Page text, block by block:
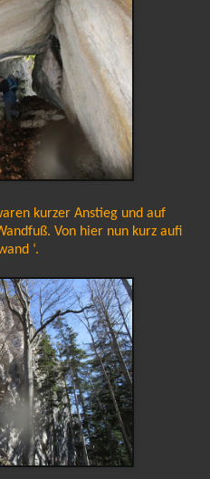
kurzer Anstieg und auf
Von hier nun kurz aufi
‘.